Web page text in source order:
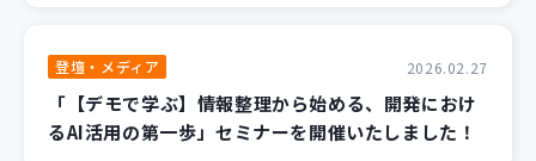
登壇・メディア 2026.02.27
「【デモで学ぶ】情報整理から始める、開発におけ
るAI活用の第一歩」セミナーを開催いたしました！